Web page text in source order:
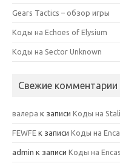
Gears Tactics – обзор игры
Коды на Echoes of Elysium
Коды на Sector Unknown
Свежие комментарии
валера к записи Коды на
FEWFE к записи Коды на
admin к записи Коды на